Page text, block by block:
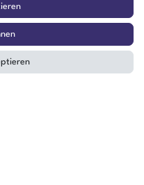
ist sofort verfügbar
Warenkorb